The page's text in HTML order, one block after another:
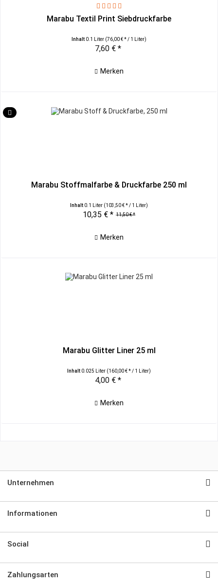
Marabu Textil Print Siebdruckfarbe
Inhalt 0.1 Liter (76,00 € * / 1 Liter)
7,60 € *
Merken
Marabu Stoffmalfarbe & Druckfarbe 250 ml
Inhalt 0.1 Liter (103,50 € * / 1 Liter)
11,50 € *
10,35 € *
Merken
Marabu Glitter Liner 25 ml
Inhalt 0.025 Liter (160,00 € * / 1 Liter)
4,00 € *
Merken
Unternehmen
Informationen
Social
Zahlungsarten